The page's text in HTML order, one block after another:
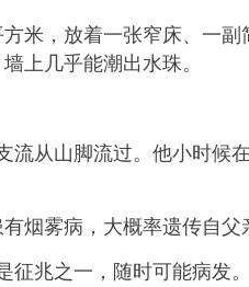
，放着一张窄床、一副
上几乎能潮出水珠。
从山脚流过。他小时候
雾病，大概率遗传自父
之一，随时可能病发